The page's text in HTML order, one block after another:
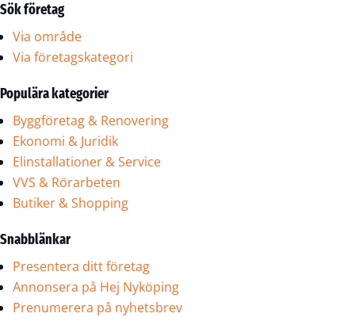
Sök företag
Via område
Via företagskategori
Populära kategorier
Byggföretag & Renovering
Ekonomi & Juridik
Elinstallationer & Service
VVS & Rörarbeten
Butiker & Shopping
Snabblänkar
Presentera ditt företag
Annonsera på Hej Nyköping
Prenumerera på nyhetsbrev